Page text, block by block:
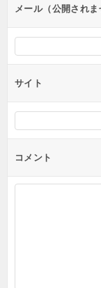
ンメール（公開されま
サイト
コメント